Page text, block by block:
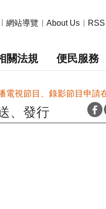
網站導覽 About Us RSS
關法規 便民服務
電視節目、錄影節目申請
、發行